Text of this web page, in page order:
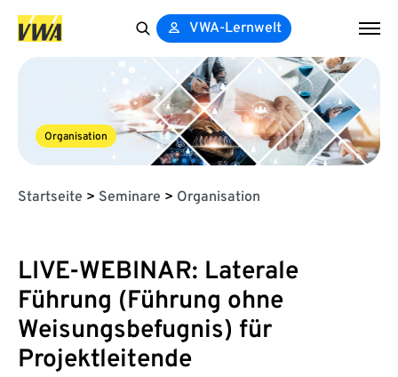
for:
VWA-Lernwelt
Organisation
Startseite > Seminare > Organisation
LIVE-WEBINAR: Laterale
Führung (Führung ohne
Weisungsbefugnis) für
Projektleitende